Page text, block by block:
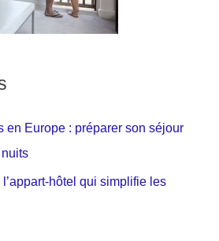
en Europe : préparer son séjour
hôtel qui simplifie les